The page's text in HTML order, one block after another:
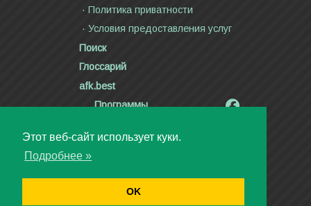
Этот веб-сайт использует куки.
Подробнее »
OK
Политика приватности
Условия предоставления услуг
Поиск
Глоссарий
afk.best
Программы
Стихи и тексты песен
Видео